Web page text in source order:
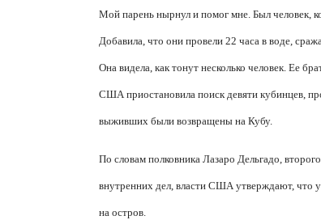
Мой парень нырнул и помог мне. Был человек,
Добавила, что они провели 22 часа в воде,
Она видела, как тонут несколько человек. Ее
США приостановила поиск девяти кубинцев,
выживших были возвращены на Кубу.
По словам полковника Лазаро Дельгадо,
внутренних дел, власти США утверждают, что
на остров.